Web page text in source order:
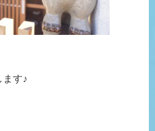
ます♪